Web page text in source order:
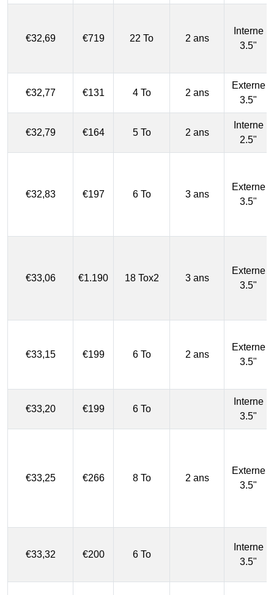
€32,69 €719 22 To 2 ans
Interne
3.5"
€32,77 €131 4 To 2 ans
Externe
3.5"
€32,79 €164 5 To 2 ans
Interne
2.5"
€32,83 €197 6 To 3 ans
Externe
3.5"
€33,06 €1.190 18 Tox2 3 ans
Externe
3.5"
€33,15 €199 6 To 2 ans
Externe
3.5"
€33,20 €199 6 To
Interne
3.5"
€33,25 €266 8 To 2 ans
Externe
3.5"
€33,32 €200 6 To
Interne
3.5"